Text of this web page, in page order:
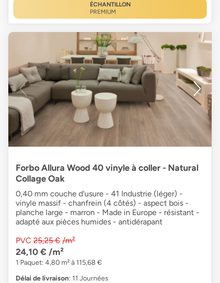
ÉCHANTILLON
PREMIUM
Forbo Allura Wood 40 vinyle à coller - Natural
Collage Oak
0,40 mm couche d'usure - 41 Industrie (léger) -
vinyle massif - chanfrein (4 côtés) - aspect bois -
planche large - marron - Made in Europe - résistant -
adapté aux pièces humides - antidérapant
PVC 25,25 € /m²
24,10 € /m²
1 Paquet: 4,80 m² à 115,68 €
Délai de livraison: 11 Journées